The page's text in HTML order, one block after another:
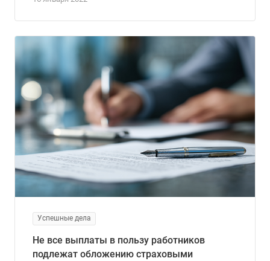
Успешные дела
Не все выплаты в пользу работников
подлежат обложению страховыми